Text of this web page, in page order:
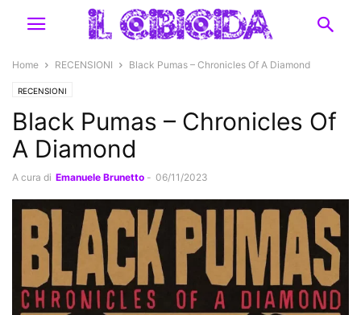
Home RECENSIONI Black Pumas – Chronicles Of A Diamond
RECENSIONI
Black Pumas – Chronicles Of
A Diamond
A cura di Emanuele Brunetto - 06/11/2023